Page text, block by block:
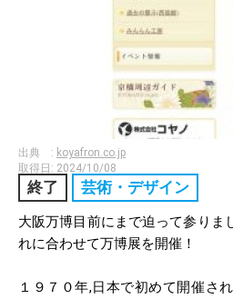
出典 : koyafron.co.jp
取得日: 2024/10/08
終了 芸術・デザイン
大阪万博目前にまで迫って参りま
れに合わせて万博展を開催！
１９７０年,日本で初めて開催さ